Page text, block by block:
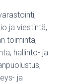
ja viestintä,
toiminta,
hallinto- ja
ja